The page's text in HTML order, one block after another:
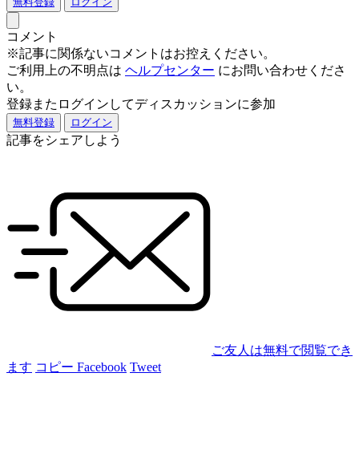
コメント
※記事に関係ないコメントはお控えください。
ご利用上の不明点は ヘルプセンター にお問い合わせくださ
い。
登録またログインしてディスカッションに参加
無料登録 ログイン
記事をシェアしよう
ご友人は無料で閲覧でき
ます コピー Facebook Tweet